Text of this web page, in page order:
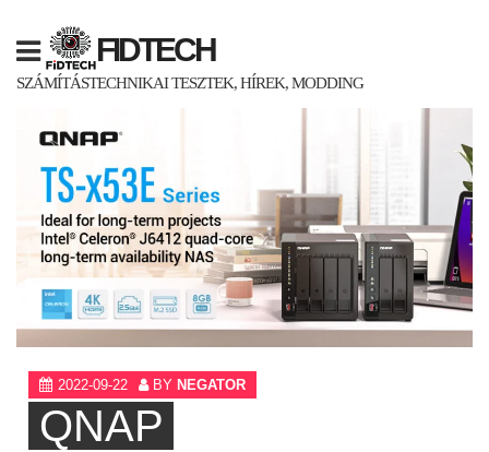
content
FIDTECH
SZÁMÍTÁSTECHNIKAI TESZTEK, HÍREK, MODDING
2022-09-22 BY NEGATOR
QNAP